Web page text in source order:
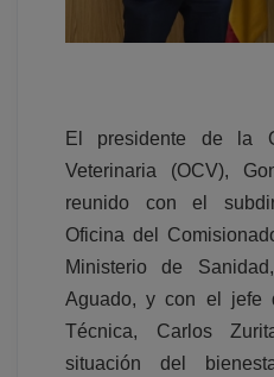
El presidente de la
Veterinaria (OCV),
reunido con el
Oficina del
Ministerio de
Aguado, y con el jefe
Técnica, Carlos
situación del